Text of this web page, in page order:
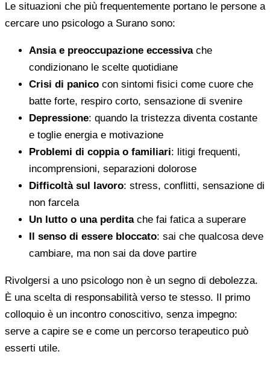
Le situazioni che più frequentemente portano le persone a
cercare uno psicologo a Surano sono:
Ansia e preoccupazione eccessivache
condizionano le scelte quotidiane
Crisi di panico con sintomi fisici come cuore che
batte forte, respiro corto, sensazione di svenire
Depressione: quando la tristezza diventa costante
e toglie energia e motivazione
Problemi di coppia o familiari: litigi frequenti,
incomprensioni, separazioni dolorose
Difficoltà sul lavoro: stress, conflitti, sensazione di
non farcela
Un lutto o una perditache fai fatica a superare
Il senso di essere bloccato: sai che qualcosa deve
cambiare, ma non sai da dove partire
Rivolgersi a uno psicologo non è un segno di debolezza.
È una scelta di responsabilità verso te stesso. Il primo
colloquio è un incontro conoscitivo, senza impegno:
serve a capire se e come un percorso terapeutico può
esserti utile.